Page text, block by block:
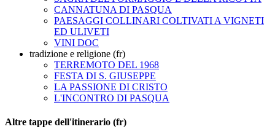
CANNATUNA DI PASQUA
PAESAGGI COLLINARI COLTIVATI A VIGNETI
ED ULIVETI
VINI DOC
tradizione e religione (fr)
TERREMOTO DEL 1968
FESTA DI S. GIUSEPPE
LA PASSIONE DI CRISTO
L'INCONTRO DI PASQUA
Altre tappe dell'itinerario (fr)